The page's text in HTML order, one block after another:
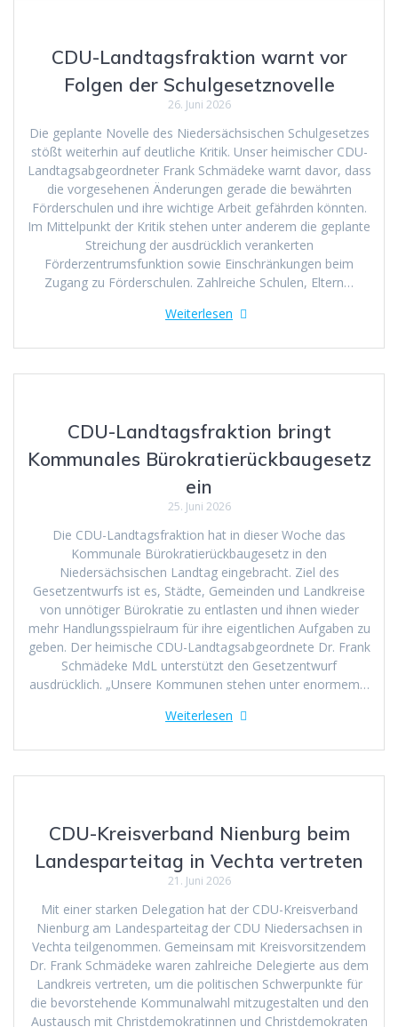
CDU-Landtagsfraktion warnt vor
Folgen der Schulgesetznovelle
26. Juni 2026
Die geplante Novelle des Niedersächsischen Schulgesetzes
stößt weiterhin auf deutliche Kritik. Unser heimischer CDU-
Landtagsabgeordneter Frank Schmädeke warnt davor, dass
die vorgesehenen Änderungen gerade die bewährten
Förderschulen und ihre wichtige Arbeit gefährden könnten.
Im Mittelpunkt der Kritik stehen unter anderem die geplante
Streichung der ausdrücklich verankerten
Förderzentrumsfunktion sowie Einschränkungen beim
Zugang zu Förderschulen. Zahlreiche Schulen, Eltern…
Weiterlesen
CDU-Landtagsfraktion bringt
Kommunales Bürokratierückbaugesetz
ein
25. Juni 2026
Die CDU-Landtagsfraktion hat in dieser Woche das
Kommunale Bürokratierückbaugesetz in den
Niedersächsischen Landtag eingebracht. Ziel des
Gesetzentwurfs ist es, Städte, Gemeinden und Landkreise
von unnötiger Bürokratie zu entlasten und ihnen wieder
mehr Handlungsspielraum für ihre eigentlichen Aufgaben zu
geben. Der heimische CDU-Landtagsabgeordnete Dr. Frank
Schmädeke MdL unterstützt den Gesetzentwurf
ausdrücklich. „Unsere Kommunen stehen unter enormem…
Weiterlesen
CDU-Kreisverband Nienburg beim
Landesparteitag in Vechta vertreten
21. Juni 2026
Mit einer starken Delegation hat der CDU-Kreisverband
Nienburg am Landesparteitag der CDU Niedersachsen in
Vechta teilgenommen. Gemeinsam mit Kreisvorsitzendem
Dr. Frank Schmädeke waren zahlreiche Delegierte aus dem
Landkreis vertreten, um die politischen Schwerpunkte für
die bevorstehende Kommunalwahl mitzugestalten und den
Austausch mit Christdemokratinnen und Christdemokraten